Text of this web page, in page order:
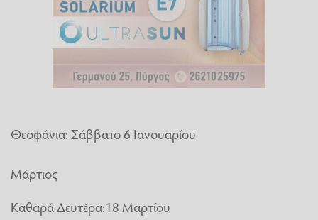
Θεοφάνια: Σάββατο 6 Ιανουαρίου
Μάρτιος
Καθαρά Δευτέρα:18 Μαρτίου